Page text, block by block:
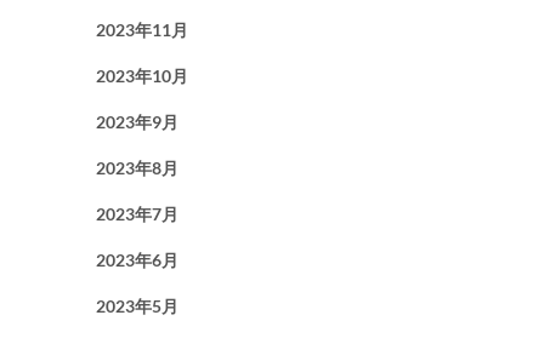
2023年11月
2023年10月
2023年9月
2023年8月
2023年7月
2023年6月
2023年5月